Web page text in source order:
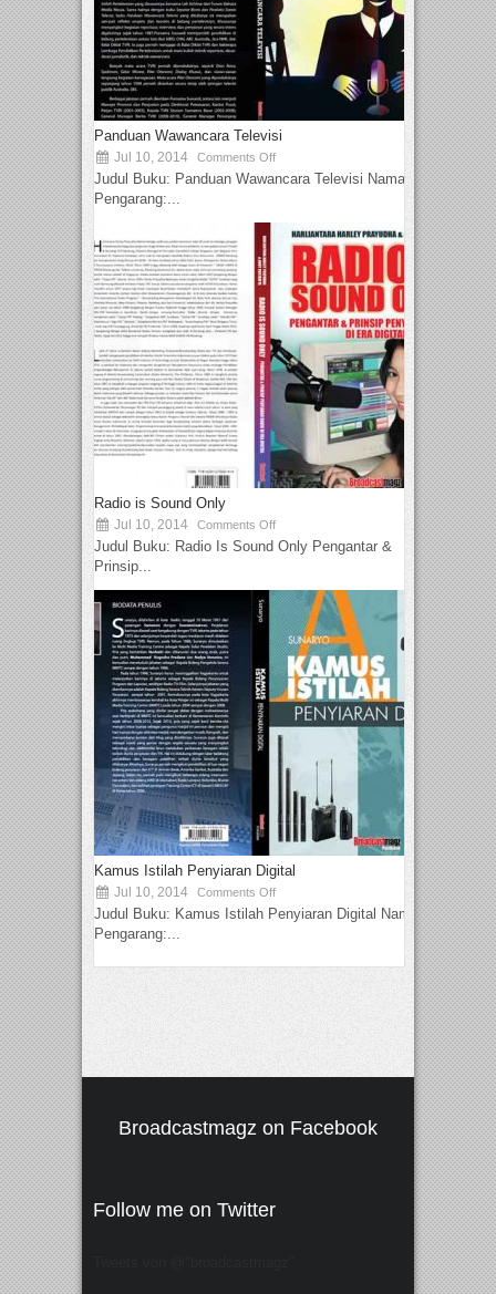
Panduan Wawancara Televisi
Jul 10, 2014 Comments Off
Judul Buku: Panduan Wawancara Televisi Nama
Pengarang:...
Radio is Sound Only
Jul 10, 2014 Comments Off
Judul Buku: Radio Is Sound Only Pengantar &
Prinsip...
Kamus Istilah Penyiaran Digital
Jul 10, 2014 Comments Off
Judul Buku: Kamus Istilah Penyiaran Digital Nama
Pengarang:...
Broadcastmagz on Facebook
Follow me on Twitter